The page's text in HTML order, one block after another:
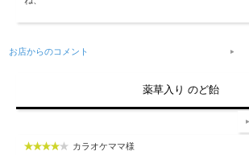
お店からのコメント
薬草入り のど飴
カラオケママ様